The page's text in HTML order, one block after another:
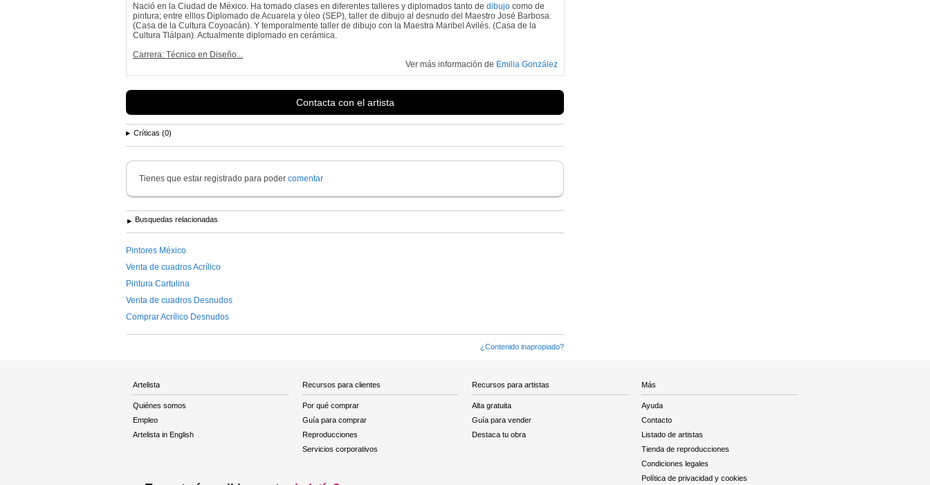
Nació en la Ciudad de México. Ha tomado clases en diferentes talleres y diplomados tanto de dibujo como de
pintura; entre elllos Diplomado de Acuarela y óleo (SEP), taller de dibujo al desnudo del Maestro José Barbosa.
(Casa de la Cultura Coyoacán). Y temporalmente taller de dibujo con la Maestra Maribel Avilés. (Casa de la
Cultura Tlálpan). Actualmente diplomado en cerámica.
Carrera: Técnico en Diseño...
Ver más información de Emilia González
Contacta con el artista
Críticas (0)
Tienes que estar registrado para poder comentar
Busquedas relacionadas
Pintores México
Venta de cuadros Acrílico
Pintura Cartulina
Venta de cuadros Desnudos
Comprar Acrílico Desnudos
¿Contenido inapropiado?
Artelista
Quiénes somos
Empleo
Artelista in English
Recursos para clientes
Por qué comprar
Guía para comprar
Reproducciones
Servicios corporativos
Recursos para artistas
Alta gratuita
Guía para vender
Destaca tu obra
Más
Ayuda
Contacto
Listado de artistas
Tienda de reproducciones
Condiciones legales
Política de privacidad y cookies